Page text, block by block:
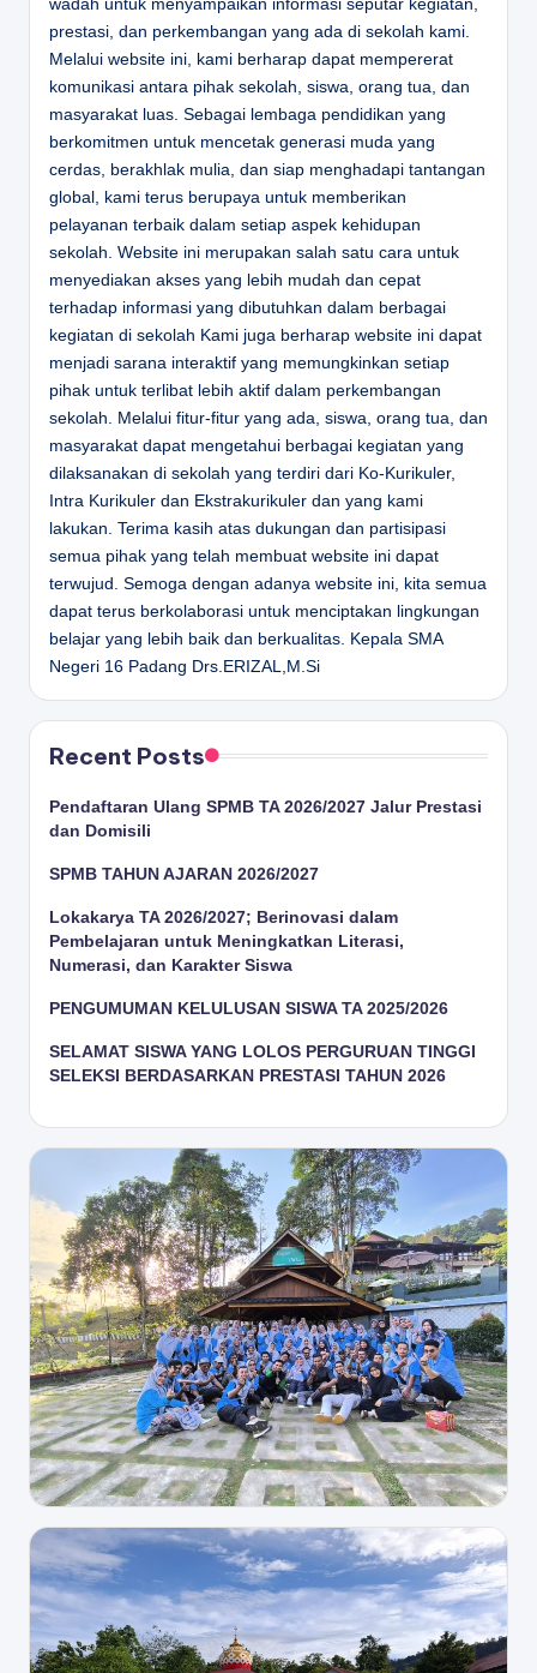
wadah untuk menyampaikan informasi seputar kegiatan,
prestasi, dan perkembangan yang ada di sekolah kami.
Melalui website ini, kami berharap dapat mempererat
komunikasi antara pihak sekolah, siswa, orang tua, dan
masyarakat luas. Sebagai lembaga pendidikan yang
berkomitmen untuk mencetak generasi muda yang
cerdas, berakhlak mulia, dan siap menghadapi tantangan
global, kami terus berupaya untuk memberikan
pelayanan terbaik dalam setiap aspek kehidupan
sekolah. Website ini merupakan salah satu cara untuk
menyediakan akses yang lebih mudah dan cepat
terhadap informasi yang dibutuhkan dalam berbagai
kegiatan di sekolah Kami juga berharap website ini dapat
menjadi sarana interaktif yang memungkinkan setiap
pihak untuk terlibat lebih aktif dalam perkembangan
sekolah. Melalui fitur-fitur yang ada, siswa, orang tua, dan
masyarakat dapat mengetahui berbagai kegiatan yang
dilaksanakan di sekolah yang terdiri dari Ko-Kurikuler,
Intra Kurikuler dan Ekstrakurikuler dan yang kami
lakukan. Terima kasih atas dukungan dan partisipasi
semua pihak yang telah membuat website ini dapat
terwujud. Semoga dengan adanya website ini, kita semua
dapat terus berkolaborasi untuk menciptakan lingkungan
belajar yang lebih baik dan berkualitas. Kepala SMA
Negeri 16 Padang Drs.ERIZAL,M.Si
Recent Posts
Pendaftaran Ulang SPMB TA 2026/2027 Jalur Prestasi
dan Domisili
SPMB TAHUN AJARAN 2026/2027
Lokakarya TA 2026/2027; Berinovasi dalam
Pembelajaran untuk Meningkatkan Literasi,
Numerasi, dan Karakter Siswa
PENGUMUMAN KELULUSAN SISWA TA 2025/2026
SELAMAT SISWA YANG LOLOS PERGURUAN TINGGI
SELEKSI BERDASARKAN PRESTASI TAHUN 2026